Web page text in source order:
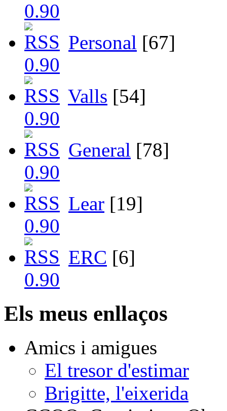
Personal [67]
Valls [54]
General [78]
Lear [19]
ERC [6]
Els meus enllaços
Amics i amigues
El tresor d'estimar
Brigitte, l'eixerida